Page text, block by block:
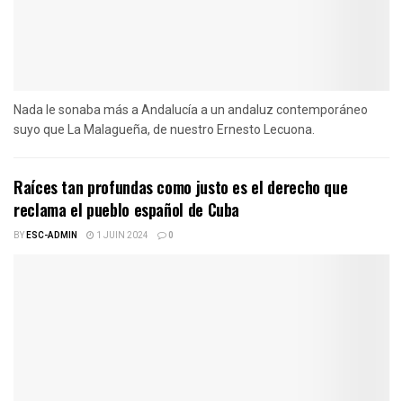
Nada le sonaba más a Andalucía a un andaluz contemporáneo
suyo que La Malagueña, de nuestro Ernesto Lecuona.
Raíces tan profundas como justo es el derecho que
reclama el pueblo español de Cuba
BYESC-ADMIN 1 JUIN 2024 0